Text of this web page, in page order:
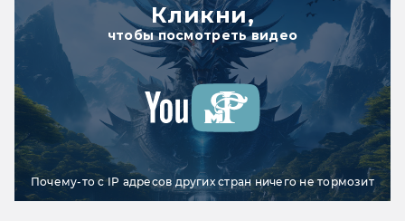
Кликни,
чтобы посмотреть видео
Почему-то с IP адресов других стран ничего не тормозит